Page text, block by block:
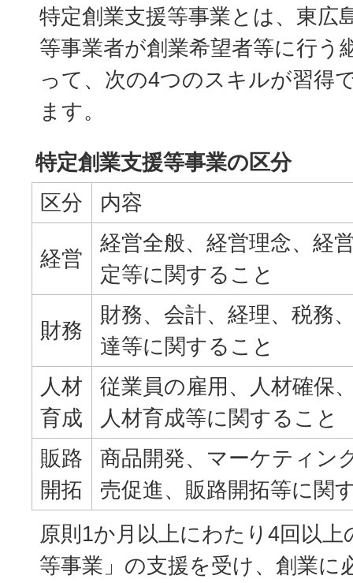
特定創業支援等事業とは、東広
等事業者が創業希望者等に行う
って、次の4つのスキルが習得
ます。
特定創業支援等事業の区分
区分
内容
経営
経営全般、経営理念、経
定等に関すること
財務
財務、会計、経理、税務
達等に関すること
人材
育成
従業員の雇用、人材確保
人材育成等に関すること
販路
開拓
商品開発、マーケティン
売促進、販路開拓等に関
原則1か月以上にわたり4回以上
等事業」の支援を受け、創業に